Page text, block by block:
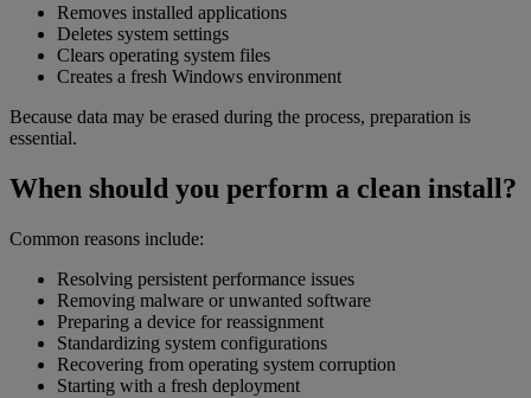
Removes installed applications
Deletes system settings
Clears operating system files
Creates a fresh Windows environment
Because data may be erased during the process, preparation is
essential.
When should you perform a clean install?
Common reasons include:
Resolving persistent performance issues
Removing malware or unwanted software
Preparing a device for reassignment
Standardizing system configurations
Recovering from operating system corruption
Starting with a fresh deployment